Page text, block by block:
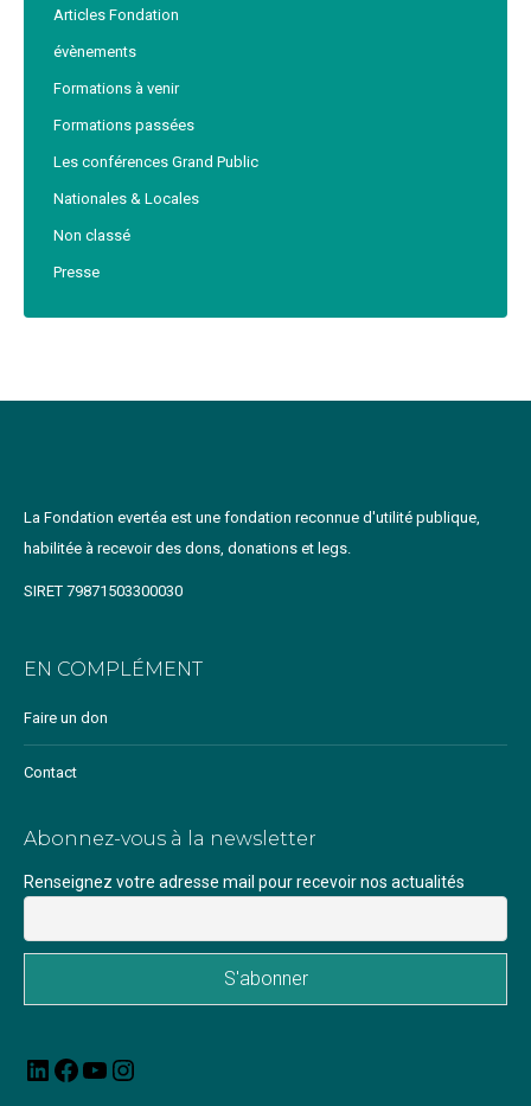
Articles Fondation
évènements
Formations à venir
Formations passées
Les conférences Grand Public
Nationales & Locales
Non classé
Presse
La Fondation evertéa est une fondation reconnue d'utilité publique,
habilitée à recevoir des dons, donations et legs.
SIRET 79871503300030
EN COMPLÉMENT
Faire un don
Contact
Abonnez-vous à la newsletter
Renseignez votre adresse mail pour recevoir nos actualités
LinkedInFacebook
YouTube